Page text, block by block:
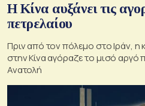
Η Κίνα αυξάνει τις
πετρελαίου
Πριν από τον πόλεμο στο Ιράν, η
στην Κίνα αγόραζε το μισό
Ανατολή